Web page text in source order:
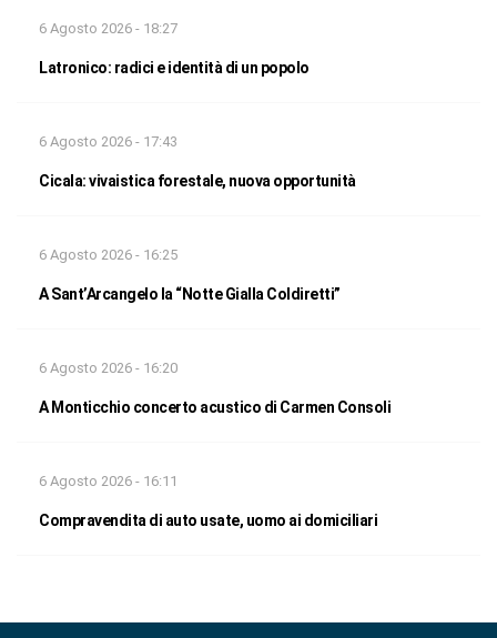
6 Agosto 2026 - 18:27
Latronico: radici e identità di un popolo
6 Agosto 2026 - 17:43
Cicala: vivaistica forestale, nuova opportunità
6 Agosto 2026 - 16:25
A Sant’Arcangelo la “Notte Gialla Coldiretti”
6 Agosto 2026 - 16:20
A Monticchio concerto acustico di Carmen Consoli
6 Agosto 2026 - 16:11
Compravendita di auto usate, uomo ai domiciliari